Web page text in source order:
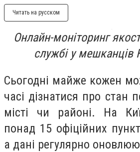
Читать на русском
Онлайн-моніторинг
службі у мешканців
Сьогодні майже кожен
часі дізнатися про стан
місті чи районі. На
понад 15 офіційних
а дані регулярно